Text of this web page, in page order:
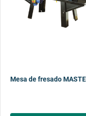
Mesa de fresado